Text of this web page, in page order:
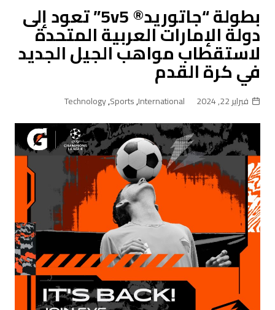
بطولة “جاتوريد® 5v5” تعود إلى
دولة الإمارات العربية المتحدة
لاستقطاب مواهب الجيل الجديد
في كرة القدم
فبراير 22, 2024 International
,
Sports
,
Technology